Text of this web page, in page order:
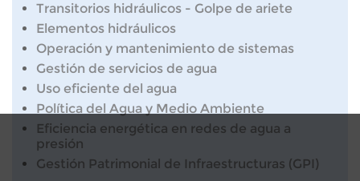
Transitorios hidráulicos - Golpe de ariete
Elementos hidráulicos
Operación y mantenimiento de sistemas
Gestión de servicios de agua
Uso eficiente del agua
Política del Agua y Medio Ambiente
Eficiencia energética en redes de agua a
presión
Gestión Patrimonial de Infraestructuras (GPI)